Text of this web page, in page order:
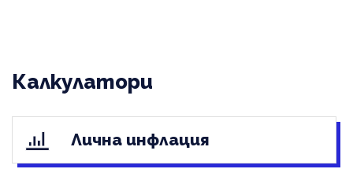
Калкулатори
Лична инфлация